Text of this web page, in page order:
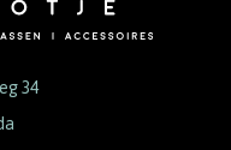
34